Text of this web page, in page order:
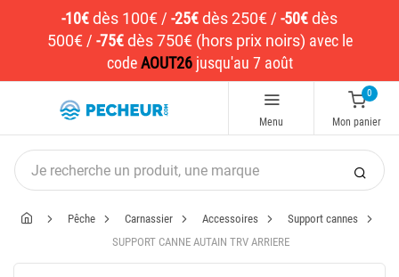
-10€dès 100€ / -25€dès 250€ / -50€dès
500€/ -75€ dès 750€ (hors prix noirs) avec le
codeAOUT26jusqu'au 7 août
Menu
0
Mon panier
Pêche Carnassier Accessoires
Support cannes
SUPPORT CANNE AUTAIN TRV ARRIERE